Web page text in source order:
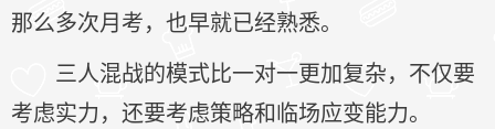
那么多次月考，也早就已经熟悉。
三人混战的模式比一对一更加复杂，不仅要
考虑实力，还要考虑策略和临场应变能力。